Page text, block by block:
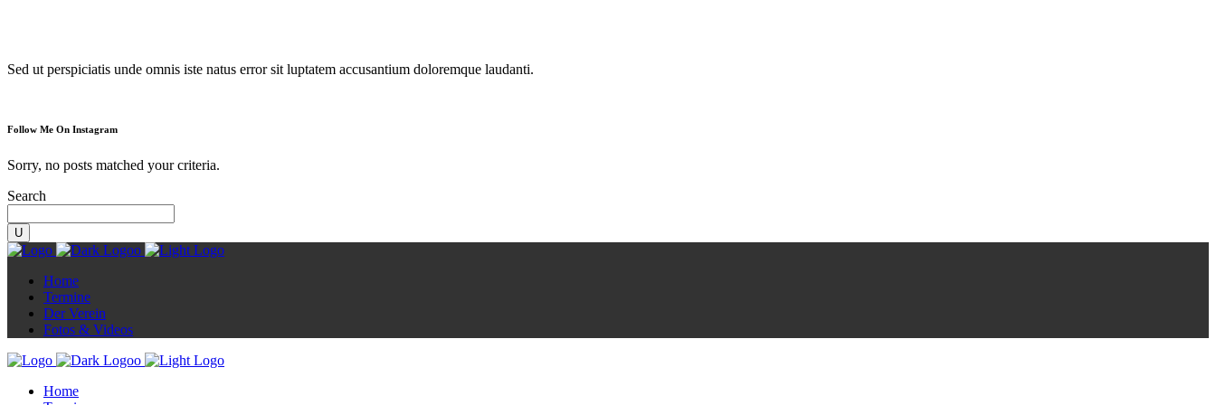
Sed ut perspiciatis unde omnis iste natus error sit luptatem accusantium doloremque laudanti.
Follow Me On Instagram
Sorry, no posts matched your criteria.
Search
Home
Termine
Der Verein
Fotos & Videos
Home